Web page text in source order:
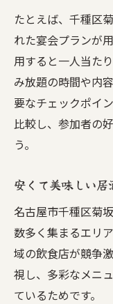
たとえば、千種区
れた宴会プランが
用すると一人当た
み放題の時間や内
要なチェックポイ
比較し、参加者の
う。
安くて美味しい
名古屋市千種区菊
数多く集まるエリ
域の飲食店が競争
視し、多彩なメニ
ているためです。